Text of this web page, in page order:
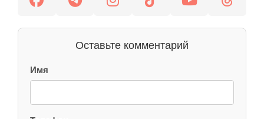
Оставьте комментарий
Имя